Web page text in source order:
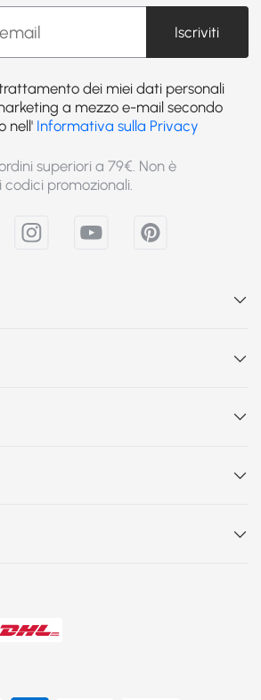
Iscriviti
dei miei dati personali
a mezzo e-mail secondo
nell' Informativa sulla Privacy
superiori a 79€. Non è
promozionali.